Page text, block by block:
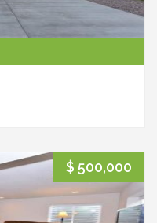
$ 500,000